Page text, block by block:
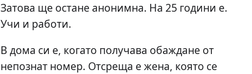
Затова ще остане анонимна. На 25 години е.
Учи и работи.
В дома си е, когато получава обаждане от
непознат номер. Отсреща е жена, която се